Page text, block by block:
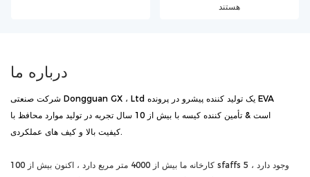
هستند
درباره ما
شرکت صنعتی Dongguan GX ، Ltd یک تولید کننده پیشرو در پرونده EVA
است & تأمین کننده کیسه با بیش از 10 سال تجربه در تولید موارد محافظ با
کیفیت بالا و کیف های عملکردی.
کارخانه ما بیش از 4000 متر مربع دارد ، اکنون بیش از 100 sfaffs وجود دارد ، 5